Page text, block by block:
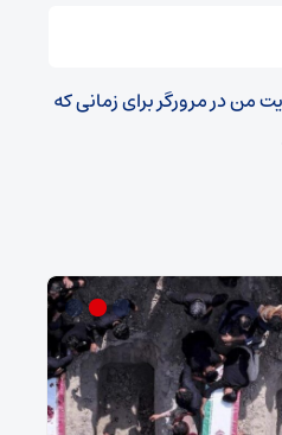
من در مرورگر برای زمانی که